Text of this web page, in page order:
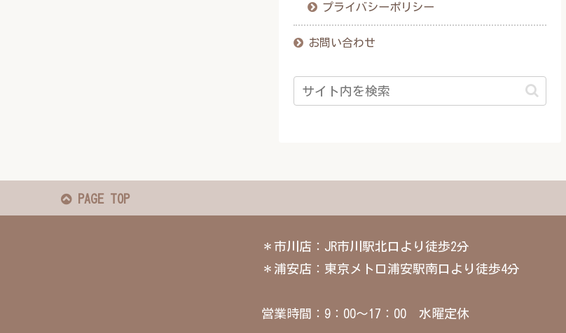
プライバシーポリシー
お問い合わせ
PAGE TOP
＊市川店：JR市川駅北口より徒歩2分
＊浦安店：東京メトロ浦安駅南口より徒歩4分
営業時間：9：00～17：00 水曜定休